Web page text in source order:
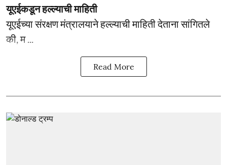
यूएईकडून हल्ल्याची माहिती
यूएईच्या संरक्षण मंत्रालयाने हल्ल्याची माहिती देताना सांगितले
की, म ...
Read More